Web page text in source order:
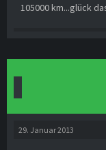
105000 km...glück
29. Januar 2013